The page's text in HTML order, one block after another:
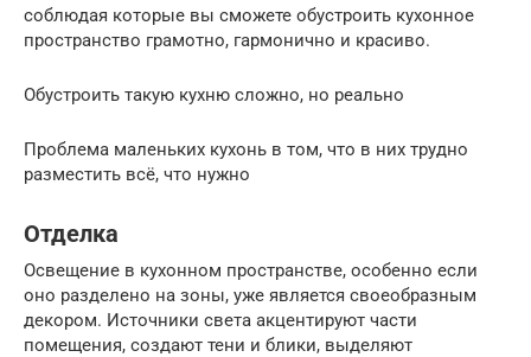
соблюдая которые вы сможете обустроить кухонное
пространство грамотно, гармонично и красиво.
Обустроить такую кухню сложно, но реально
Проблема маленьких кухонь в том, что в них трудно
разместить всё, что нужно
Отделка
Освещение в кухонном пространстве, особенно если
оно разделено на зоны, уже является своеобразным
декором. Источники света акцентируют части
помещения, создают тени и блики, выделяют